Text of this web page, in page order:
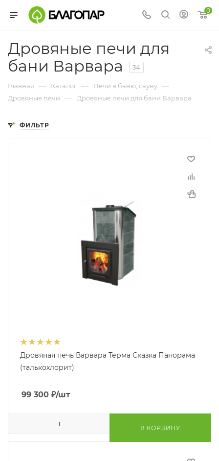
0
Дровяные печи для
бани Варвара
34
Главная — Каталог — Печи в баню, сауну —
Дровяные печи — Дровяные печи для бани Варвара
ФИЛЬТР
Дровяная печь Варвара Терма Сказка Панорама
(талькохлорит)
99 300 ₽/шт
В КОРЗИНУ